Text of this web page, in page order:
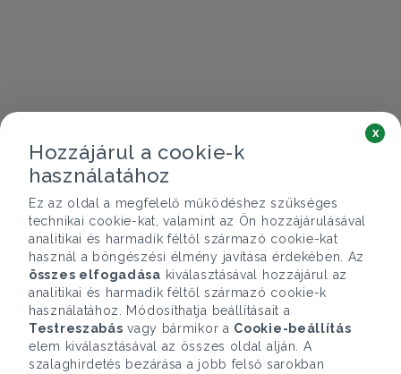
Hozzájárul a cookie-k
használatához
Ez az oldal a megfelelő működéshez szükséges
technikai cookie-kat, valamint az Ön hozzájárulásával
analitikai és harmadik féltől származó cookie-kat
használ a böngészési élmény javítása érdekében. Az
összes elfogadása kiválasztásával hozzájárul az
analitikai és harmadik féltől származó cookie-k
használatához. Módosíthatja beállításait a
Testreszabás vagy bármikor a Cookie-beállítás
elem kiválasztásával az összes oldal alján. A
szalaghirdetés bezárása a jobb felső sarokban
x